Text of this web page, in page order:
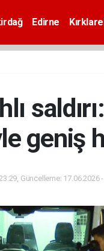
Edirne
geniş
Güncelleme: 17.06.2026